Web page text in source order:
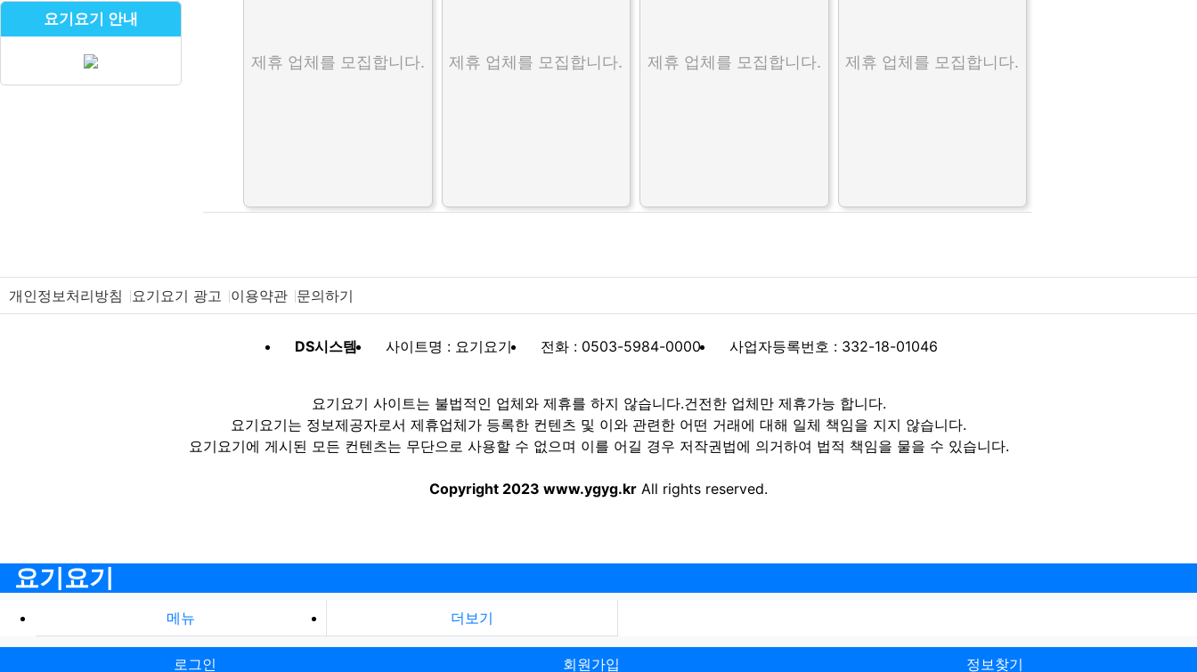
제휴 업체를 모집합니다. 제휴 업체를 모집합니다. 제휴 업체를 모집합니다. 제휴 업체를 모집합니다.
요기요기 안내
개인정보처리방침 요기요기 광고 이용약관 문의하기
DS시스템 사이트명 : 요기요기 전화 : 0503-5984-0000 사업자등록번호 : 332-18-01046
요기요기 사이트는 불법적인 업체와 제휴를 하지 않습니다.건전한 업체만 제휴가능 합니다.
요기요기는 정보제공자로서 제휴업체가 등록한 컨텐츠 및 이와 관련한 어떤 거래에 대해 일체 책임을 지지 않습니다.
요기요기에 게시된 모든 컨텐츠는 무단으로 사용할 수 없으며 이를 어길 경우 저작권법에 의거하여 법적 책임을 물을 수 있습니다.
Copyright 2023 www.ygyg.kr All rights reserved.
요기요기
메뉴 더보기
로그인 회원가입 정보찾기